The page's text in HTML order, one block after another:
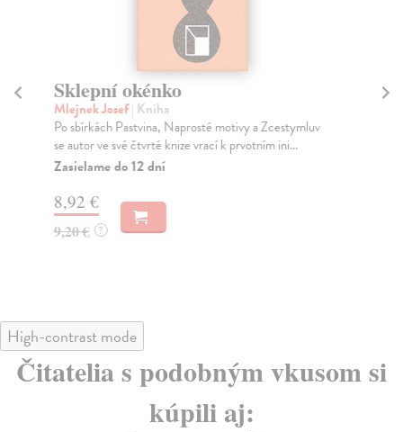
Sklepní okénko
Mlejnek Josef| Kniha
Po sbírkách Pastvina, Naprosté motivy a Zcestymluv
se autor ve své čtvrté knize vrací k prvotním ini...
Zasielame do 12 dní
8,92 €
9,20 € ?
High-contrast mode
Čitatelia s podobným vkusom si
kúpili aj: